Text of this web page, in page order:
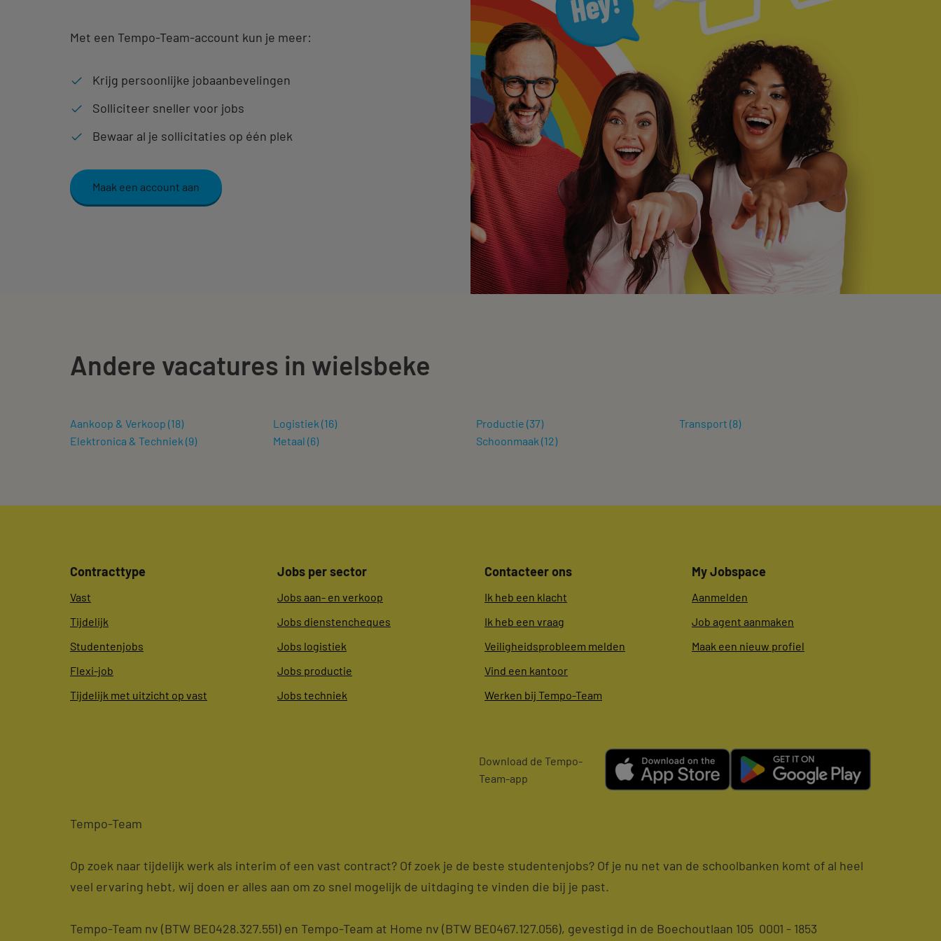
Met een Tempo-Team-account kun je meer:
Krijg persoonlijke jobaanbevelingen
Solliciteer sneller voor jobs
Bewaar al je sollicitaties op één plek
Maak een account aan
Andere vacatures in wielsbeke
Aankoop & Verkoop (18)
Elektronica & Techniek (9)
Logistiek (16)
Metaal (6)
Productie (37)
Schoonmaak (12)
Transport (8)
Contracttype
Vast
Tijdelijk
Studentenjobs
Flexi-job
Tijdelijk met uitzicht op vast
Jobs per sector
Jobs aan- en verkoop
Jobs dienstencheques
Jobs logistiek
Jobs productie
Jobs techniek
Contacteer ons
Ik heb een klacht
Ik heb een vraag
Veiligheidsprobleem melden
Vind een kantoor
Werken bij Tempo-Team
My Jobspace
Aanmelden
Job agent aanmaken
Maak een nieuw profiel
Download de Tempo-
Team-app
Tempo-Team
Op zoek naar tijdelijk werk als interim of een vast contract? Of zoek je de beste studentenjobs? Of je nu net van de schoolbanken komt of al heel
veel ervaring hebt, wij doen er alles aan om zo snel mogelijk de uitdaging te vinden die bij je past.
Tempo-Team nv (BTW BE0428.327.551) en Tempo-Team at Home nv (BTW BE0467.127.056), gevestigd in de Boechoutlaan 105 0001 - 1853